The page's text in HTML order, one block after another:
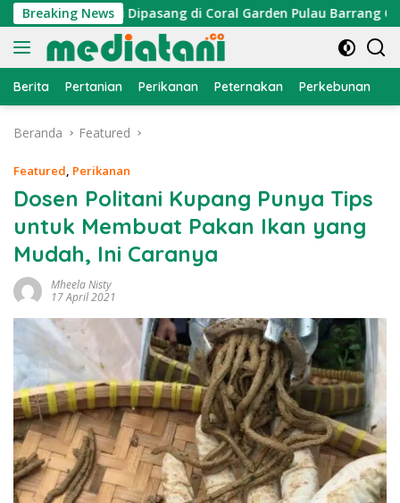
Langsung
ke
konten
Breaking News
Cumi Dipasang di Coral Garden Pulau Barrang Caddi
Berita Pertanian Perikanan Peternakan Perkebunan
Beranda Featured
Featured, Perikanan
Dosen Politani Kupang Punya Tips
untuk Membuat Pakan Ikan yang
Mudah, Ini Caranya
Mheela Nisty
17 April 2021